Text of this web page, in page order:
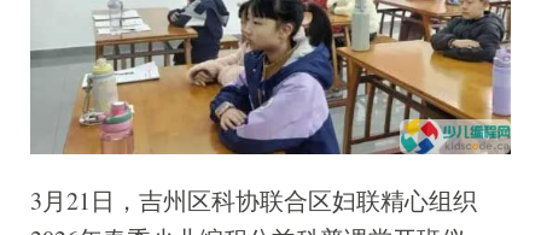
3月21日，吉州区科协联合区妇联精心组织